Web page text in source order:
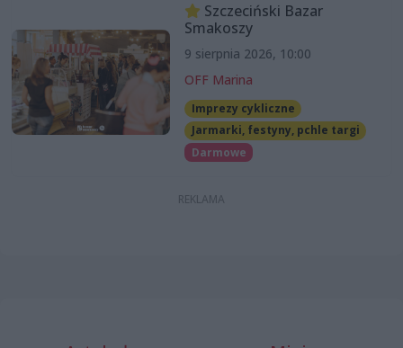
Szczeciński Bazar
Smakoszy
9 sierpnia 2026, 10:00
OFF Marina
Imprezy cykliczne
Jarmarki, festyny, pchle targi
Darmowe